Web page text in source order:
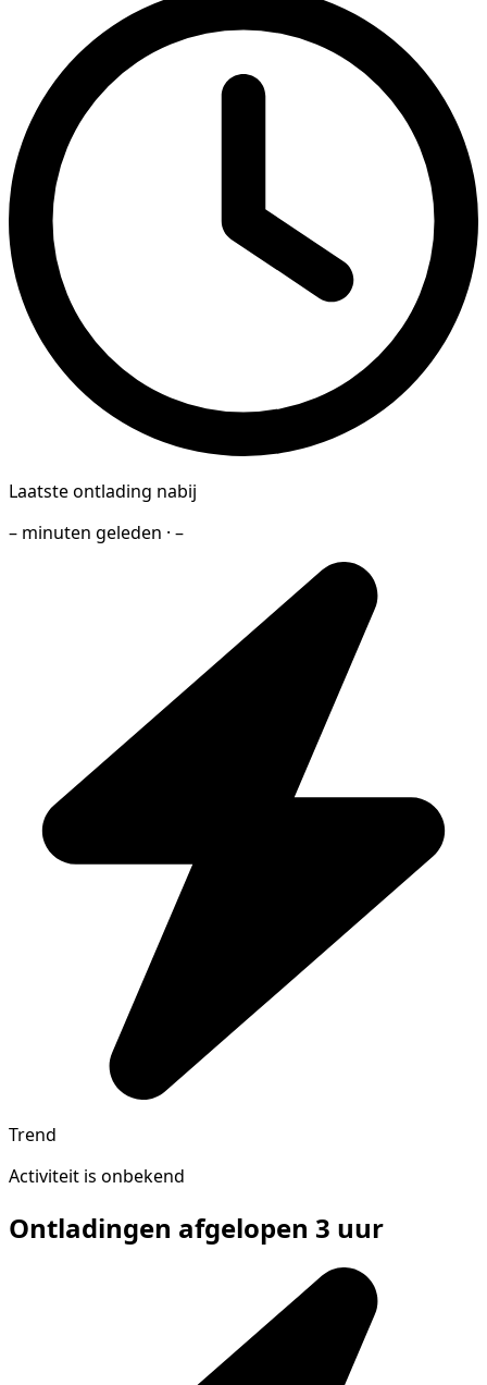
Laatste ontlading nabij
– minuten geleden · –
Trend
Activiteit is onbekend
Ontladingen afgelopen 3 uur